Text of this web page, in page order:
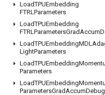
LoadTPUEmbedding
FTRLParameters
LoadTPUEmbedding
FTRLParametersGradAccum
LoadTPUEmbedding
LightParameters
LoadTPUEmbedding
Parameters
LoadTPUEmbedding
ParametersGradAccumDebug